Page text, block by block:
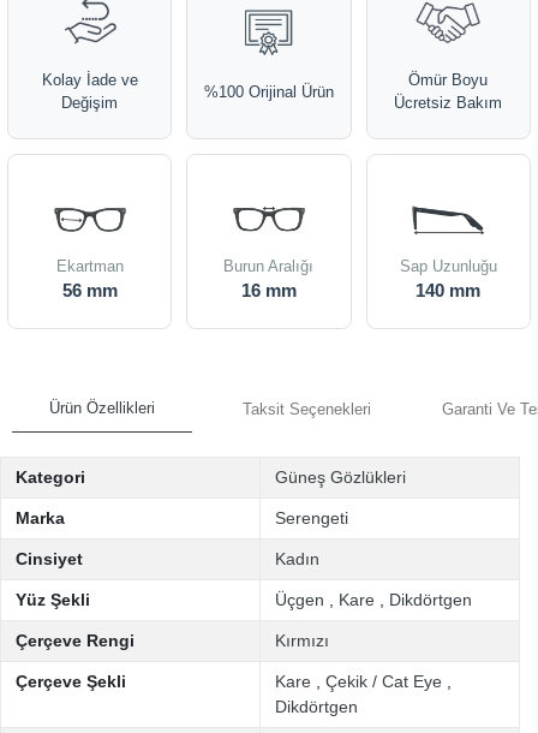
Kolay İade ve
Değişim
%100 Orijinal Ürün
Ömür Boyu
Ücretsiz Bakım
Ekartman
56 mm
Burun Aralığı
16 mm
Sap Uzunluğu
140 mm
Ürün Özellikleri Taksit Seçenekleri Garanti Ve
Kategori Güneş Gözlükleri
Marka Serengeti
Cinsiyet Kadın
Yüz Şekli Üçgen Kare Dikdörtgen
Çerçeve Rengi Kırmızı
Çerçeve Şekli Kare Çekik / Cat Eye
Dikdörtgen